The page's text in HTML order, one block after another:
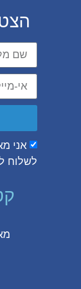
אני
לשלוח לי